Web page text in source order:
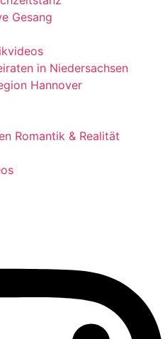
Gesang
in Niedersachsen
Hannover
Romantik & Realität